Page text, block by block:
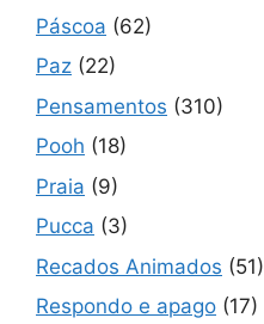
Páscoa (62)
Paz (22)
Pensamentos (310)
Pooh (18)
Praia (9)
Pucca (3)
Recados Animados (51)
Respondo e apago (17)